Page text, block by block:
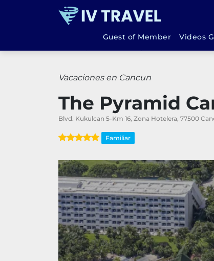
Guest of Member Videos
Vacaciones The Pyramid
Vacaciones en Cancun
The Pyramid
Blvd. Kukulcan 5-Km 16, Zona Hotelera, 77500
Familiar